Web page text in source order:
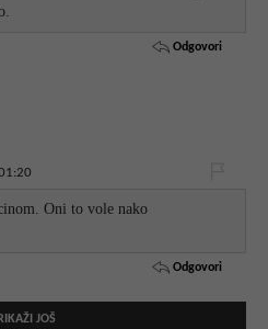
Odgovori
Oni to vole nako
Odgovori
JOŠ